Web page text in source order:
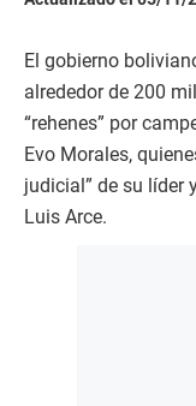
El gobierno
alrededor de 200
“rehenes” por
Evo Morales,
judicial” de su líder
Luis Arce.